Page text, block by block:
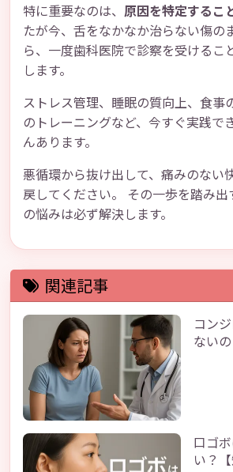
特に重要なのは、 原因を特定するこ
たが今、舌をなかなか治らない傷の
ら、一度歯科医院で診察を受けるこ
します。
ストレス管理、睡眠の質向上、食事
のトレーニングなど、今すぐ実践で
んあります。
悪循環から抜け出して、痛みのない
戻してください。 その一歩を踏み
の悩みは必ず解決します。
関連記事
コン
ない
口ゴ
い？【